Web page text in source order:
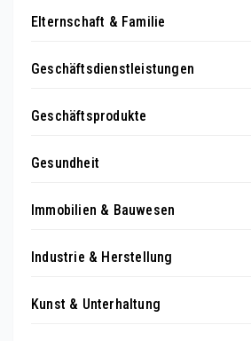
Elternschaft & Familie
Geschäftsdienstleistungen
Geschäftsprodukte
Gesundheit
Immobilien & Bauwesen
Industrie & Herstellung
Kunst & Unterhaltung